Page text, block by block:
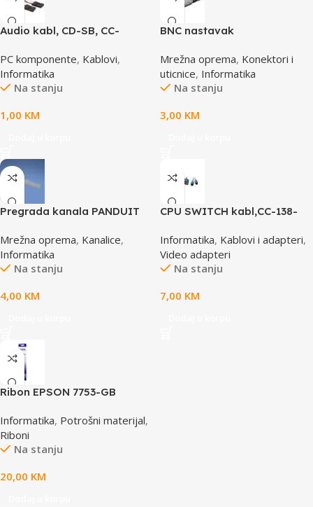
Audio kabl, CD-SB, CC-
PC komponente, Kablovi,
Informatika
Na stanju
1,00 KM
BNC nastavak
Mrežna oprema, Konektori i
uticnice, Informatika
Na stanju
3,00 KM
Pregrada kanala PANDUIT
Mrežna oprema, Kanalice,
Informatika
Na stanju
4,00 KM
CPU SWITCH kabl,CC-138-
Informatika, Kablovi i adapteri,
Video adapteri
Na stanju
7,00 KM
Ribon EPSON 7753-GB
/4X0/5X0/8X0 (A4)S015633
Informatika, Potrošni materijal,
Riboni
Na stanju
20,00 KM